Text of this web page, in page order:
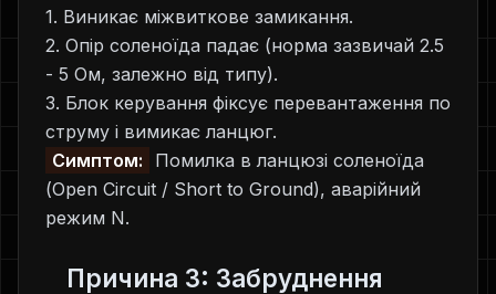
1. Виникає міжвиткове замикання.
2. Опір соленоїда падає (норма зазвичай 2.5
- 5 Ом, залежно від типу).
3. Блок керування фіксує перевантаження по
струму і вимикає ланцюг.
Симптом:
Помилка в ланцюзі соленоїда
(Open Circuit / Short to Ground), аварійний
режим N.
Причина 3: Забруднення